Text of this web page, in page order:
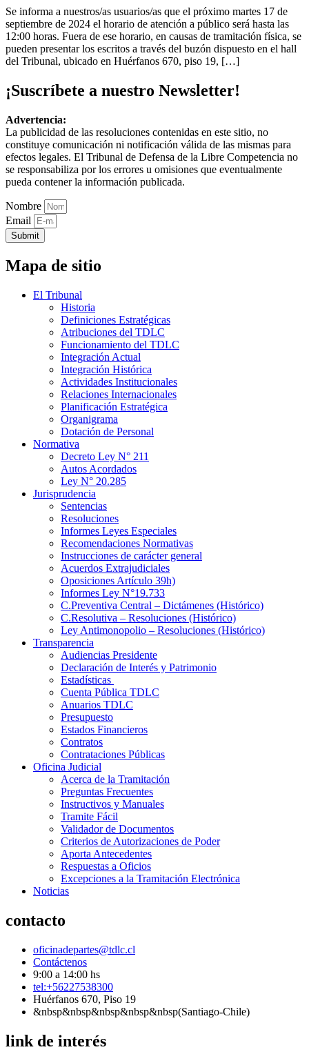
Se informa a nuestros/as usuarios/as que el próximo martes 17 de
septiembre de 2024 el horario de atención a público será hasta las
12:00 horas. Fuera de ese horario, en causas de tramitación física, se
pueden presentar los escritos a través del buzón dispuesto en el hall
del Tribunal, ubicado en Huérfanos 670, piso 19, […]
¡Suscríbete a nuestro Newsletter!
Advertencia:
La publicidad de las resoluciones contenidas en este sitio, no
constituye comunicación ni notificación válida de las mismas para
efectos legales. El Tribunal de Defensa de la Libre Competencia no
se responsabiliza por los errores u omisiones que eventualmente
pueda contener la información publicada.
Nombre
Email
Submit
Mapa de sitio
El Tribunal
Historia
Definiciones Estratégicas
Atribuciones del TDLC
Funcionamiento del TDLC
Integración Actual
Integración Histórica
Actividades Institucionales
Relaciones Internacionales
Planificación Estratégica
Organigrama
Dotación de Personal
Normativa
Decreto Ley N° 211
Autos Acordados
Ley N° 20.285
Jurisprudencia
Sentencias
Resoluciones
Informes Leyes Especiales
Recomendaciones Normativas
Instrucciones de carácter general
Acuerdos Extrajudiciales
Oposiciones Artículo 39h)
Informes Ley N°19.733
C.Preventiva Central – Dictámenes (Histórico)
C.Resolutiva – Resoluciones (Histórico)
Ley Antimonopolio – Resoluciones (Histórico)
Transparencia
Audiencias Presidente
Declaración de Interés y Patrimonio
Estadísticas
Cuenta Pública TDLC
Anuarios TDLC
Presupuesto
Estados Financieros
Contratos
Contrataciones Públicas
Oficina Judicial
Acerca de la Tramitación
Preguntas Frecuentes
Instructivos y Manuales
Tramite Fácil
Validador de Documentos
Criterios de Autorizaciones de Poder
Aporta Antecedentes
Respuestas a Oficios
Excepciones a la Tramitación Electrónica
Noticias
contacto
oficinadepartes@tdlc.cl
Contáctenos
9:00 a 14:00 hs
tel:+56227538300
Huérfanos 670, Piso 19
&nbsp&nbsp&nbsp&nbsp&nbsp(Santiago-Chile)
link de interés